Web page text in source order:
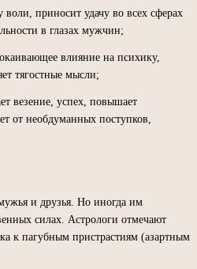
приносит удачу во всех сферах
в глазах мужчин;
влияние на психику,
тягостные мысли;
везение, успех, повышает
от необдуманных поступков,
и друзья. Но иногда им
силах. Астрологи отмечают
к пагубным пристрастиям (азартным